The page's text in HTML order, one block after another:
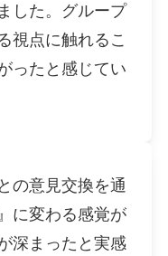
した。グループ
視点に触れるこ
ったと感じてい
の意見交換を通
に変わる感覚が
深まったと実感